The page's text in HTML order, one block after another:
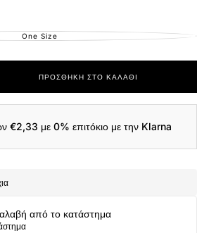
One Size
ΕΚΤΌΣ
ΠΡΟΣΘΉΚΗ ΣΤΟ ΚΑΛΆΘΙ
€2,33 με 0% επιτόκιο με την Klarna
από το κατάστημα